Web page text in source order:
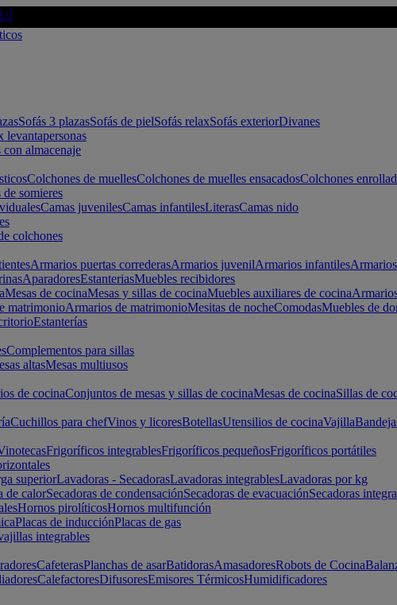
Sofás 3 plazasSofás de pielSofás relaxSofás exteriorDivanes
levantapersonas
con almacenaje
Colchones de muellesColchones de muelles ensacadosColchones
de somieres
Camas juvenilesCamas infantilesLiterasCamas nido
colchones
Armarios puertas correderasArmarios juvenilArmarios infantiles
AparadoresEstanteriasMuebles recibidores
Mesas de cocinaMesas y sillas de cocinaMuebles auxiliares de cocina
matrimonioArmarios de matrimonioMesitas de nocheComodasMuebles de
Estanterías
Complementos para sillas
altasMesas multiusos
de cocinaConjuntos de mesas y sillas de cocinaMesas de cocinaSillas de
Cuchillos para chefVinos y licoresBotellasUtensilios de cocinaVajilla
Frigoríficos integrablesFrigoríficos pequeñosFrigoríficos portátiles
superiorLavadoras - SecadorasLavadoras integrablesLavadoras por kg
de calorSecadoras de condensaciónSecadoras de evacuaciónSecadoras
Hornos pirolíticosHornos multifunción
Placas de inducciónPlacas de gas
integrables
CafeterasPlanchas de asarBatidorasAmasadoresRobots de Cocina
CalefactoresDifusoresEmisores TérmicosHumidificadores